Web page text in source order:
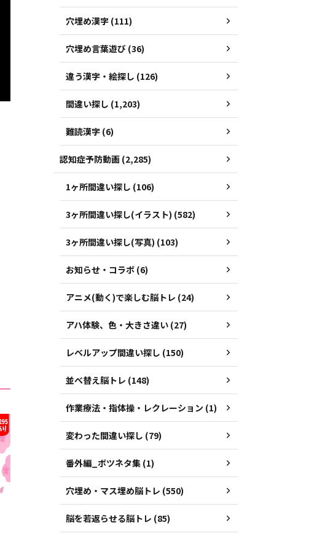
穴埋め漢字 (111)
穴埋め言葉遊び (36)
違う漢字・絵探し (126)
間違い探し (1,203)
難読漢字 (6)
認知症予防動画 (2,285)
1ヶ所間違い探し (106)
3ヶ所間違い探し(イラスト) (582)
3ヶ所間違い探し(写真) (103)
お知らせ・コラボ (6)
アニメ(動く)で楽しむ脳トレ (24)
アハ体験、色・大きさ違い (27)
レベルアップ間違い探し (150)
並べ替え脳トレ (148)
作業療法・指体操・レクレーション (1)
変わった間違い探し (79)
番外編_ボツネタ集 (1)
穴埋め・マス埋め脳トレ (550)
脳を若返らせる脳トレ (85)